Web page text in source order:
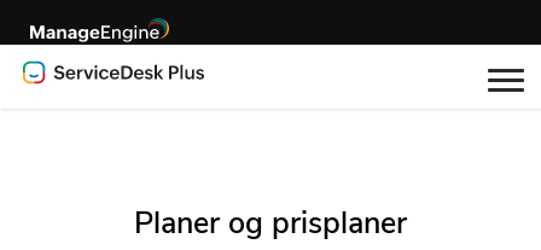
Planer og prisplaner